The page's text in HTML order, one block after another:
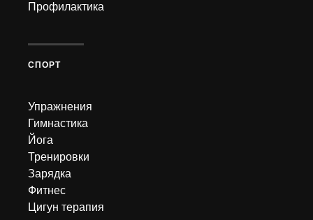
Профилактика
СПОРТ
Упражнения
Гимнастика
Йога
Тренировки
Зарядка
Фитнес
Цигун терапия